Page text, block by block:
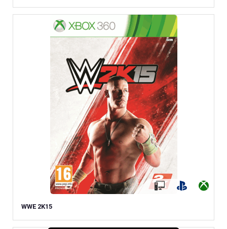
WWE 2K15